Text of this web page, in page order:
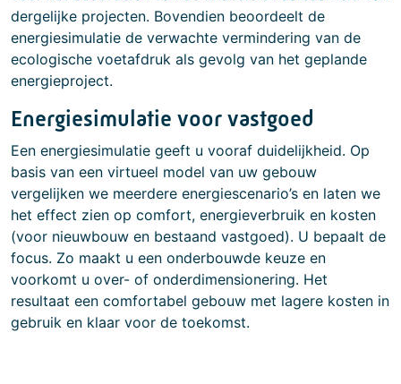
dergelijke projecten. Bovendien beoordeelt de
energiesimulatie de verwachte vermindering van de
ecologische voetafdruk als gevolg van het geplande
energieproject.
Energiesimulatie voor vastgoed
Een energiesimulatie geeft u vooraf duidelijkheid. Op
basis van een virtueel model van uw gebouw
vergelijken we meerdere energiescenario’s en laten we
het effect zien op comfort, energieverbruik en kosten
(voor nieuwbouw en bestaand vastgoed). U bepaalt de
focus. Zo maakt u een onderbouwde keuze en
voorkomt u over- of onderdimensionering. Het
resultaat een comfortabel gebouw met lagere kosten in
gebruik en klaar voor de toekomst.